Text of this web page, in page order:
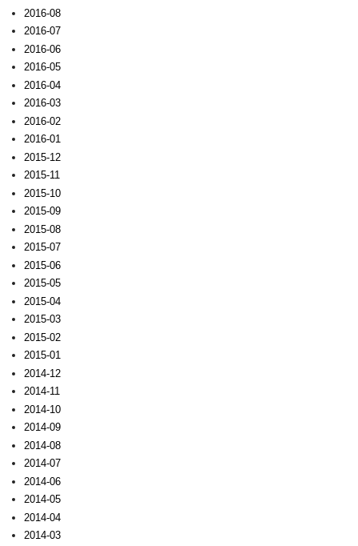
2016-08
2016-07
2016-06
2016-05
2016-04
2016-03
2016-02
2016-01
2015-12
2015-11
2015-10
2015-09
2015-08
2015-07
2015-06
2015-05
2015-04
2015-03
2015-02
2015-01
2014-12
2014-11
2014-10
2014-09
2014-08
2014-07
2014-06
2014-05
2014-04
2014-03